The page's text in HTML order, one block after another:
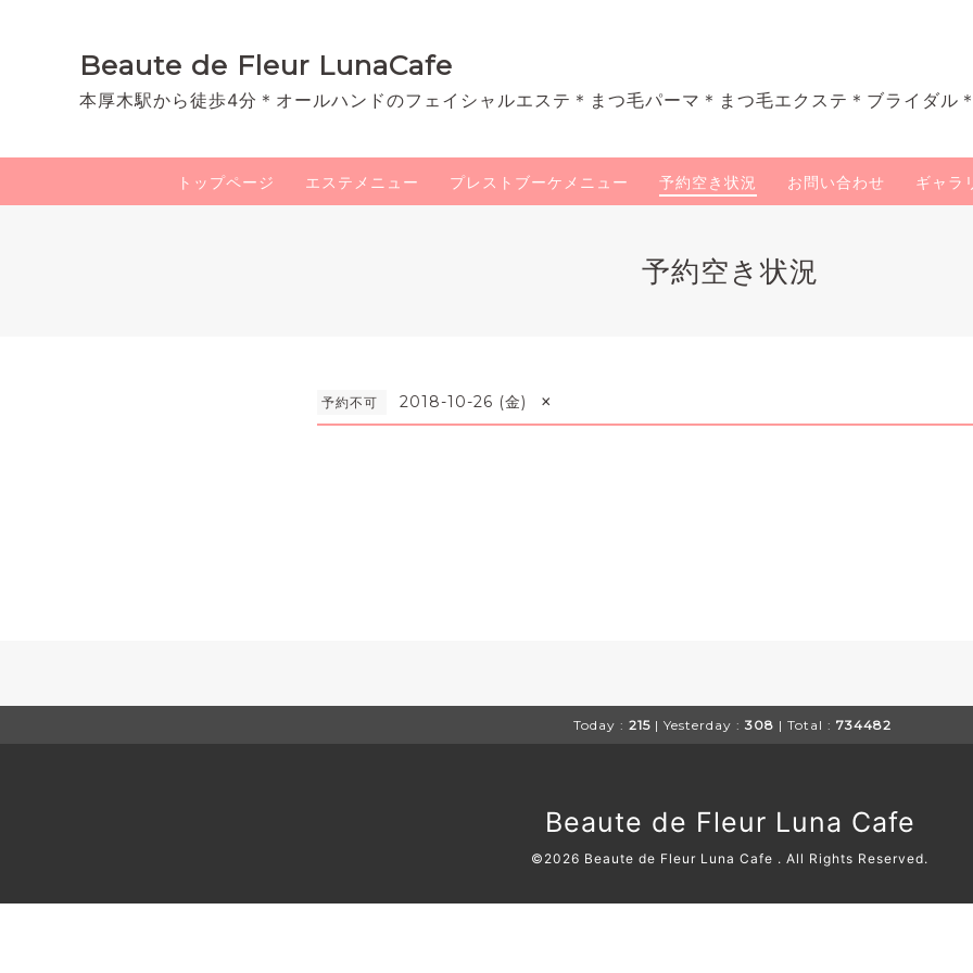
Beaute de Fleur LunaCafe
本厚木駅から徒歩4分＊オールハンドのフェイシャルエステ＊まつ毛パーマ＊まつ毛エクステ＊ブライダル
トップページ エステメニュー プレストブーケメニュー 予約空き状況 お問い合わせ ギャラ
予約空き状況
予約不可 2018-10-26 (金) ×
Today : 215 | Yesterday : 308 | Total : 734482
Beaute de Fleur Luna Cafe
©2026 Beaute de Fleur Luna Cafe . All Rights Reserved.